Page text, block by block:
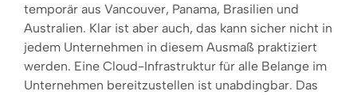
temporär aus Vancouver, Panama, Brasilien und
Australien. Klar ist aber auch, das kann sicher nicht in
jedem Unternehmen in diesem Ausmaß praktiziert
werden. Eine Cloud-Infrastruktur für alle Belange im
Unternehmen bereitzustellen ist unabdingbar. Das